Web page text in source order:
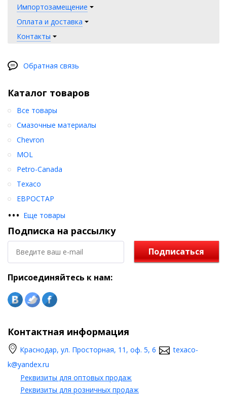
воздействию прямых солнечных лучей или замораживанию.
Импортозамещение
Оплата и доставка
Контакты
Обратная связь
Каталог товаров
••• Еще товары
Все товары
Смазочные материалы
Chevron
MOL
Petro-Canada
Texaco
ЕВРОСТАР
Подписка на рассылку
Подписаться
Присоединяйтесь к нам:
Контактная информация
Краснодар, ул. Просторная, 11, оф. 5, 6
texaco-
k@yandex.ru
Реквизиты для оптовых продаж
Реквизиты для розничных продаж